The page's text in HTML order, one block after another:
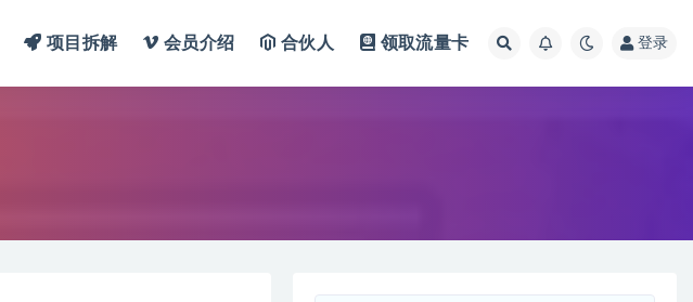
项目拆解 会员介绍 合伙人 领取流量卡 登录